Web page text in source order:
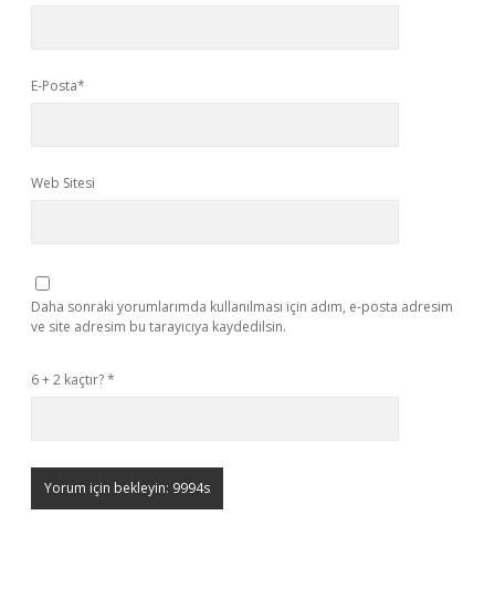
E-Posta*
Web Sitesi
Daha sonraki yorumlarımda kullanılması için adım, e-posta adresim
ve site adresim bu tarayıcıya kaydedilsin.
6 + 2 kaçtır?*